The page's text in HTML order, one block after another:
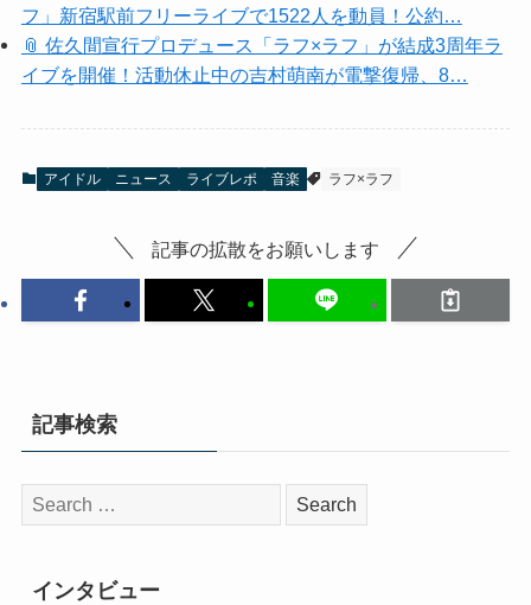
フ」新宿駅前フリーライブで1522人を動員！公約…
📎 佐久間宣行プロデュース「ラフ×ラフ」が結成3周年ラ
イブを開催！活動休止中の吉村萌南が電撃復帰、8…
アイドル ニュース ライブレポ 音楽 ラフ×ラフ
記事の拡散をお願いします
記事検索
検
索:
インタビュー